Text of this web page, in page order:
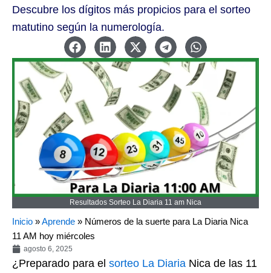
Descubre los dígitos más propicios para el sorteo
matutino según la numerología.
Resultados Sorteo La Diaria 11 am Nica
Inicio »Aprende » Números de la suerte para La Diaria Nica
11 AM hoy miércoles
agosto 6, 2025
¿Preparado para el sorteo La Diaria Nica de las 11